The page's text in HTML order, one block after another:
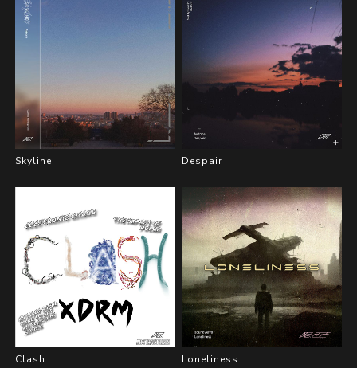
Skyline Despair
Clash Loneliness